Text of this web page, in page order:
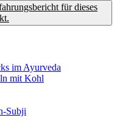
für dieses
im Ayurveda
mit Kohl
Subji